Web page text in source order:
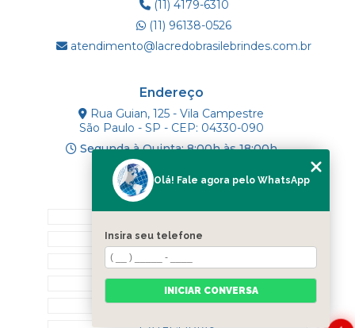
(11) 4179-6310
(11) 96138-0526
atendimento@lacredobrasilebrindes.com.br
Endereço
Rua Guian, 125 - Vila Campestre
São Paulo - SP - CEP: 04330-090
Segunda à Quinta: 8:00h às 18:00h
Mapa do Site
SOBRE NÓS
PRODUTOS
BLOG
CONTATO
Olá! Fale agora pelo WhatsApp
Insira seu telefone
INICIAR CONVERSA